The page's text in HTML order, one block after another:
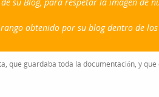
obtenido por su blog dentro de los
que guardaba toda la documentación, y